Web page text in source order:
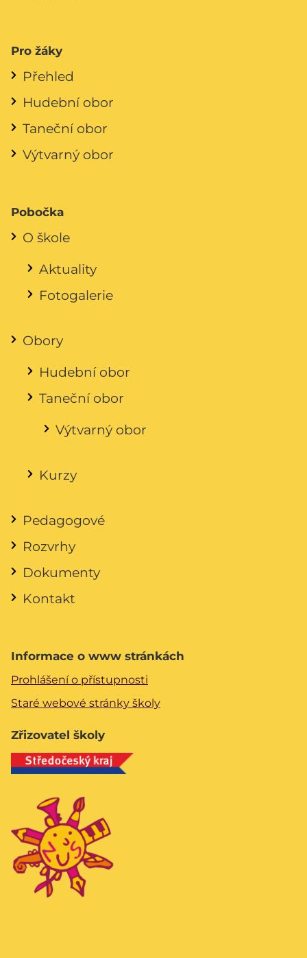
Pro žáky
Přehled
Hudební obor
Taneční obor
Výtvarný obor
Pobočka
O škole
Aktuality
Fotogalerie
Obory
Hudební obor
Taneční obor
Výtvarný obor
Kurzy
Pedagogové
Rozvrhy
Dokumenty
Kontakt
Informace o www stránkách
Prohlášení o přístupnosti
Staré webové stránky školy
Zřizovatel školy